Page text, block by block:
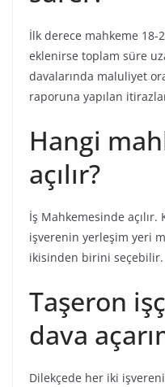
İlk derece mahkeme
eklenirse toplam süre
davalarında maluliyet
raporuna yapılan
Hangi
açılır?
İş Mahkemesinde açılır.
işverenin yerleşim yeri
ikisinden birini seçebilir.
Taşeron
dava
Dilekçede her iki